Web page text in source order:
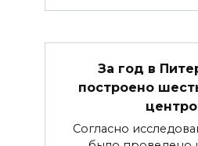
За год в
построено
Согласно